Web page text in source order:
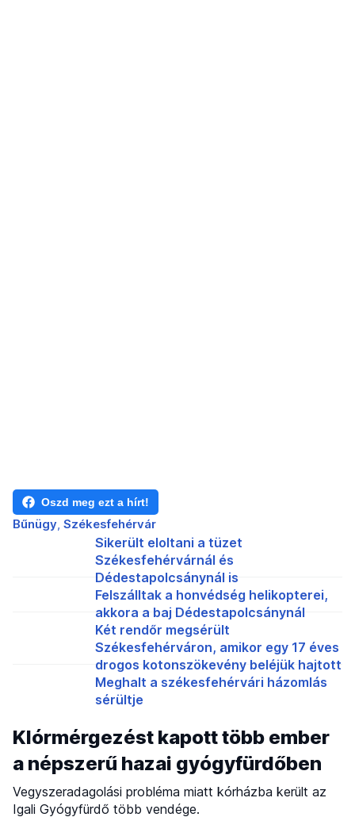
Oszd meg ezt a hírt!
Bűnügy Székesfehérvár
Sikerült eloltani a tüzet
Székesfehérvárnál és
Dédestapolcsánynál is
Felszálltak a honvédség helikopterei,
akkora a baj Dédestapolcsánynál
Két rendőr megsérült
Székesfehérváron, amikor egy 17 éves
drogos kotonszökevény beléjük hajtott
Meghalt a székesfehérvári házomlás
sérültje
Klórmérgezést kapott több ember
a népszerű hazai gyógyfürdőben
Vegyszeradagolási probléma miatt kórházba került az
Igali Gyógyfürdő több vendége.